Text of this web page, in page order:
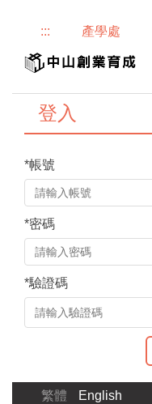
內
::: 產學處
登入
*帳號
*密碼
*驗證碼
繁體 English